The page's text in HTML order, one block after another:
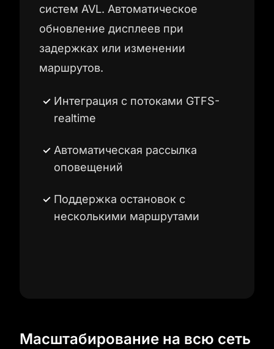
систем AVL. Автоматическое
обновление дисплеев при
задержках или изменении
маршрутов.
Интеграция с потоками GTFS-
realtime
Автоматическая рассылка
оповещений
Поддержка остановок с
несколькими маршрутами
Масштабирование на всю сеть